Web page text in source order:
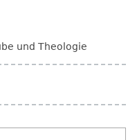
und Theologie